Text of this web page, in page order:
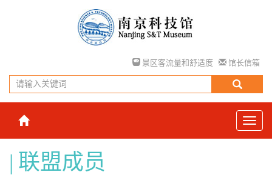
景区客流量和舒适度 馆长信箱
联盟成员